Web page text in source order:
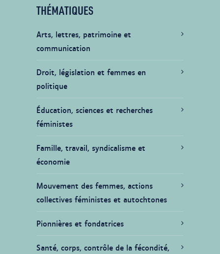
THÉMATIQUES
Arts, lettres, patrimoine et
communication
Droit, législation et femmes en
politique
Éducation, sciences et recherches
féministes
Famille, travail, syndicalisme et
économie
Mouvement des femmes, actions
collectives féministes et autochtones
Pionnières et fondatrices
Santé, corps, contrôle de la fécondité,